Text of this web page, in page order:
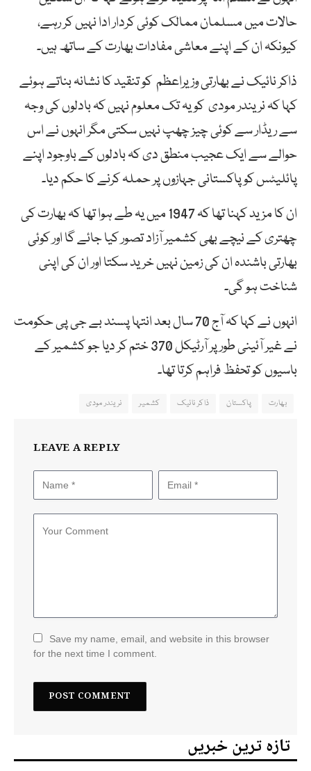
حالات میں مسلمان ممالک کوئی کردار ادا نہیں کر رہے،
کیونکہ ان کے اپنے معاشی مفادات بھارت کے ساتھ ہیں۔
ذاکر نائیک نے بھارتی وزیراعظم کو تنقید کا نشانہ بناتے ہوئے
کہا کہ نریندر مودی کو یہ تک معلوم نہیں کہ بادلوں کی وجہ
سے ریڈار سے کوئی چیز چھپ نہیں سکتی مگر انہوں نے اس
حوالے سے ایک عجیب منطق دی کہ بادلوں کے باوجود اپنے
پائلیٹس کو پاکستانی جہازوں پر حملہ کرنے کا حکم دیا۔
ان کا مزید کہنا تھا کہ 1947 میں یہ طے ہوا تھا کہ بھارت کی
چھتری کے نیچے بھی کشمیر آزاد تصور کیا جائے گا اور کوئی
بھارتی باشندہ ان کی زمین نہیں خرید سکتا اور ان کی اپنی
شناخت ہو گی۔
انہوں نے کہا کہ آج 70 سال بعد انتہا پسند بے جی پی حکومت
نے غیر آئینی طور پر آرٹیکل 370 ختم کر دیا جو کشمیر کے
باسیوں کو تحفظ فراہم کرتا تھا۔
بھارت پاکستان ذاکر نائیک کشمیر نریندر مودی
LEAVE A REPLY
Save my name, email, and website in this browser
for the next time I comment.
تازہ ترین خبریں